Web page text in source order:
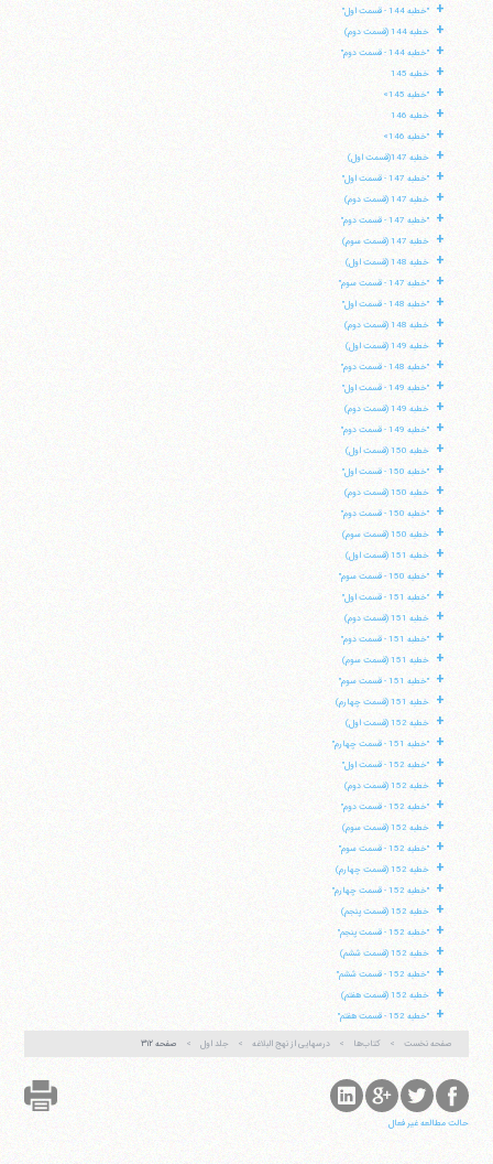
+ "خطبه 144 - قسمت اول"
+ خطبه 144 (قسمت دوم)
+ "خطبه 144 - قسمت دوم"
+ خطبه 145
+ "خطبه 145»
+ خطبه 146
+ "خطبه 146»
+ خطبه 147(قسمت اول)
+ "خطبه 147 - قسمت اول"
+ خطبه 147 (قسمت دوم)
+ "خطبه 147 - قسمت دوم"
+ خطبه 147 (قسمت سوم)
+ خطبه 148 (قسمت اول)
+ "خطبه 147 - قسمت سوم"
+ "خطبه 148 - قسمت اول"
+ خطبه 148 (قسمت دوم)
+ خطبه 149 (قسمت اول)
+ "خطبه 148 - قسمت دوم"
+ "خطبه 149 - قسمت اول"
+ خطبه 149 (قسمت دوم)
+ "خطبه 149 - قسمت دوم"
+ خطبه 150 (قسمت اول)
+ "خطبه 150 - قسمت اول"
+ خطبه 150 (قسمت دوم)
+ "خطبه 150 - قسمت دوم"
+ خطبه 150 (قسمت سوم)
+ خطبه 151 (قسمت اول)
+ "خطبه 150 - قسمت سوم"
+ "خطبه 151 - قسمت اول"
+ خطبه 151 (قسمت دوم)
+ "خطبه 151 - قسمت دوم"
+ خطبه 151 (قسمت سوم)
+ "خطبه 151 - قسمت سوم"
+ خطبه 151 (قسمت چهارم)
+ خطبه 152 (قسمت اول)
+ "خطبه 151 - قسمت چهارم"
+ "خطبه 152 - قسمت اول"
+ خطبه 152 (قسمت دوم)
+ "خطبه 152 - قسمت دوم"
+ خطبه 152 (قسمت سوم)
+ "خطبه 152 - قسمت سوم"
+ خطبه 152 (قسمت چهارم)
+ "خطبه 152 - قسمت چهارم"
+ خطبه 152 (قسمت پنجم)
+ "خطبه 152 - قسمت پنجم"
+ خطبه 152 (قسمت ششم)
+ "خطبه 152 - قسمت ششم"
+ خطبه 152 (قسمت هفتم)
+ "خطبه 152 - قسمت هفتم"
صفحه نخست کتاب‌ها درسهایی از نهج البلاغه جلد اول صفحه ۳۱۲
حالت مطالعه غیر فعال